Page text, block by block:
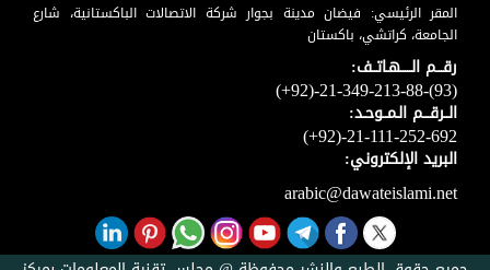
المقر الرئيسي: فيضان مدينة بجوار شركة الاتصالات الباكستانية، شارع
الجامعة، كراتشي، باكستان
رقـــم الـــــهـاتــف:
(+92)-21-349-213-88-(93)
الــرقـــم الـمــوحـد:
(+92)-21-111-252-692
البريد الإلكتروني:
arabic@dawateislami.net